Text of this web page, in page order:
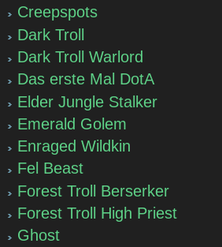
Creepspots
Dark Troll
Dark Troll Warlord
Das erste Mal DotA
Elder Jungle Stalker
Emerald Golem
Enraged Wildkin
Fel Beast
Forest Troll Berserker
Forest Troll High Priest
Ghost